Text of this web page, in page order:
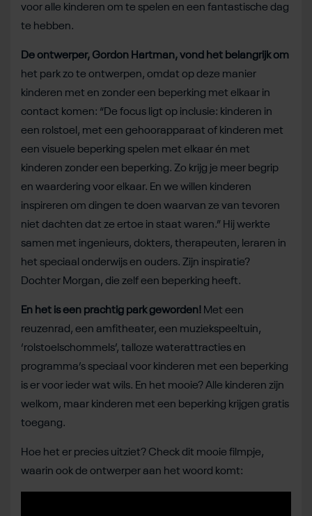
voor alle kinderen om te spelen en een fantastische dag
te hebben.
De ontwerper, Gordon Hartman, vond het belangrijk om
het park zo te ontwerpen, omdat op deze manier
kinderen met en zonder een beperking met elkaar in
contact komen: “De focus ligt op inclusie: kinderen in
een rolstoel, met een gehoorapparaat of kinderen met
een visuele beperking spelen met elkaar én met
kinderen zonder een beperking. Zo krijg je meer begrip
en waardering voor elkaar. En we willen kinderen
inspireren om dingen te doen waarvan ze van tevoren
niet dachten dat ze ertoe in staat waren.” Hij werkte
samen met ingenieurs, dokters, therapeuten, leraren in
het speciaal onderwijs en ouders. Zijn inspiratie?
Dochter Morgan, die zelf een beperking heeft.
En het is een prachtig park geworden! Met een
reuzenrad, een amfitheater, een muziekspeeltuin,
‘rolstoelschommels’, talloze waterattracties en
programma’s speciaal voor kinderen met een beperking
is er voor ieder wat wils. En het mooie? Alle kinderen zijn
welkom, maar kinderen met een beperking krijgen gratis
toegang.
Hoe het er precies uitziet? Check dit mooie filmpje,
waarin ook de ontwerper aan het woord komt: